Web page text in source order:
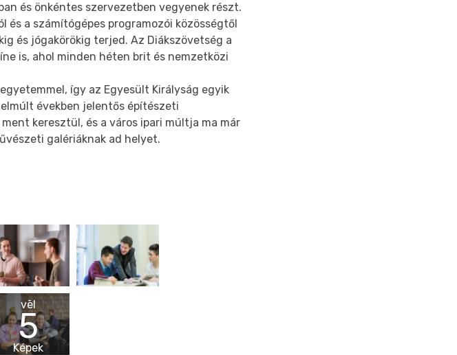
és önkéntes szervezetben vegyenek részt.
a számítógépes programozói közösségtől
és jógakörökig terjed. Az Diákszövetség a
is, ahol minden héten brit és nemzetközi
így az Egyesült Királyság egyik
években jelentős építészeti
keresztül, és a város ipari múltja ma már
galériáknak ad helyet.
vēl
5
Képek